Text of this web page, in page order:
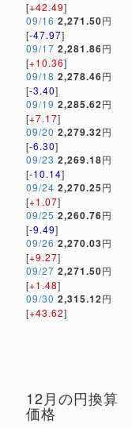
[+42.49]
09/16 2,271.50円
[-47.97]
09/17 2,281.86円
[+10.36]
09/18 2,278.46円
[-3.40]
09/19 2,285.62円
[+7.17]
09/20 2,279.32円
[-6.30]
09/23 2,269.18円
[-10.14]
09/24 2,270.25円
[+1.07]
09/25 2,260.76円
[-9.49]
09/26 2,270.03円
[+9.27]
09/27 2,271.50円
[+1.48]
09/30 2,315.12円
[+43.62]
12月の円換算
価格